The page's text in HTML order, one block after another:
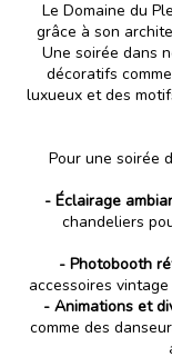
Le Domaine du
grâce à son
Une soirée dans
décoratifs
luxueux et des
Pour une soirée
- Éclairage
chandeliers
- Photobooth
accessoires
- Animations et
comme des